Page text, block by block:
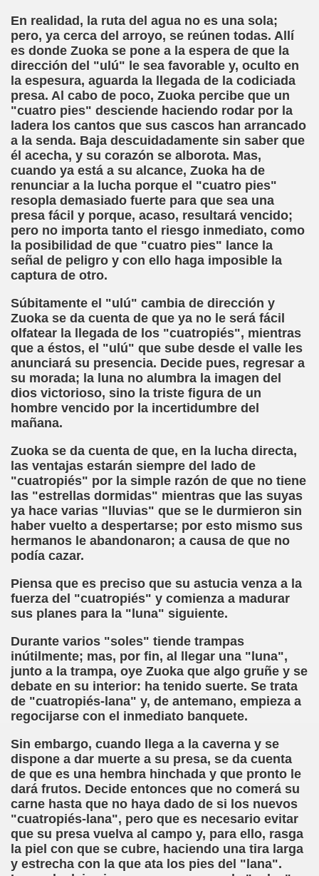
En realidad, la ruta del agua no es una sola;
pero, ya cerca del arroyo, se reúnen todas. Allí
es donde Zuoka se pone a la espera de que la
dirección del "ulú" le sea favorable y, oculto en
la espesura, aguarda la llegada de la codiciada
presa. Al cabo de poco, Zuoka percibe que un
"cuatro pies" desciende haciendo rodar por la
ladera los cantos que sus cascos han arrancado
a la senda. Baja descuidadamente sin saber que
él acecha, y su corazón se alborota. Mas,
cuando ya está a su alcance, Zuoka ha de
renunciar a la lucha porque el "cuatro pies"
resopla demasiado fuerte para que sea una
presa fácil y porque, acaso, resultará vencido;
pero no importa tanto el riesgo inmediato, como
la posibilidad de que "cuatro pies" lance la
señal de peligro y con ello haga imposible la
captura de otro.
Súbitamente el "ulú" cambia de dirección y
Zuoka se da cuenta de que ya no le será fácil
olfatear la llegada de los "cuatropiés", mientras
que a éstos, el "ulú" que sube desde el valle les
anunciará su presencia. Decide pues, regresar a
su morada; la luna no alumbra la imagen del
dios victorioso, sino la triste figura de un
hombre vencido por la incertidumbre del
mañana.
Zuoka se da cuenta de que, en la lucha directa,
las ventajas estarán siempre del lado de
"cuatropiés" por la simple razón de que no tiene
las "estrellas dormidas" mientras que las suyas
ya hace varias "lluvias" que se le durmieron sin
haber vuelto a despertarse; por esto mismo sus
hermanos le abandonaron; a causa de que no
podía cazar.
Piensa que es preciso que su astucia venza a la
fuerza del "cuatropiés" y comienza a madurar
sus planes para la "luna" siguiente.
Durante varios "soles" tiende trampas
inútilmente; mas, por fin, al llegar una "luna",
junto a la trampa, oye Zuoka que algo gruñe y se
debate en su interior: ha tenido suerte. Se trata
de "cuatropiés-lana" y, de antemano, empieza a
regocijarse con el inmediato banquete.
Sin embargo, cuando llega a la caverna y se
dispone a dar muerte a su presa, se da cuenta
de que es una hembra hinchada y que pronto le
dará frutos. Decide entonces que no comerá su
carne hasta que no haya dado de si los nuevos
"cuatropiés-lana", pero que es necesario evitar
que su presa vuelva al campo y, para ello, rasga
la piel con que se cubre, haciendo una tira larga
y estrecha con la que ata los pies del "lana".
(Francisco García Pavón)
de la Vida de Casimiro Seisluces (Varios
(José Amando Ruiz "Jose Ruivari")
Sánchez)
(José Luis Castillo Puche)
Suple con Buenas Voces (Fermín Tamayo)
Uribe)
Hierro)
García)
Coger Polvo (Mar Paredes)
Colodrero y Ángel Treviño)
García Pavón)
Rojas González)
Casino)
Martínez)